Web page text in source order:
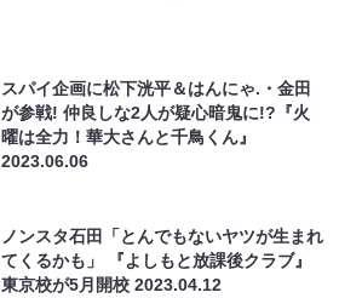
スパイ企画に松下洸平＆はんにゃ.・金田
が参戦! 仲良しな2人が疑心暗鬼に!?『火
曜は全力！華大さんと千鳥くん』
2023.06.06
ノンスタ石田「とんでもないヤツが生まれ
てくるかも」 『よしもと放課後クラブ』
東京校が5月開校2023.04.12